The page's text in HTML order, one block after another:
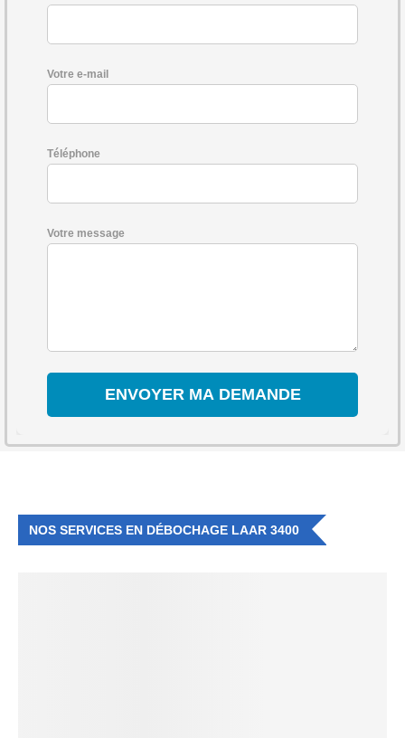
Votre e-mail
Téléphone
Votre message
NOS SERVICES EN DÉBOCHAGE LAAR 3400